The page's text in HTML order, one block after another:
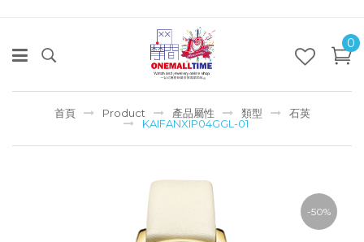
0
首頁 Product 產品屬性 類型
石英
KAIFANXIP04GGL-01
-50%